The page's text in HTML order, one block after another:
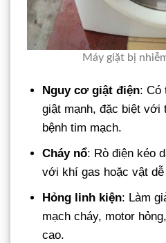
Máy giặt bị
Nguy cơ giật điện: Có
giật mạnh, đặc biệt với
bệnh tim mạch.
Cháy nổ: Rò điện kéo
với khí gas hoặc vật dễ
Hỏng linh kiện: Làm
mạch cháy, motor
cao.